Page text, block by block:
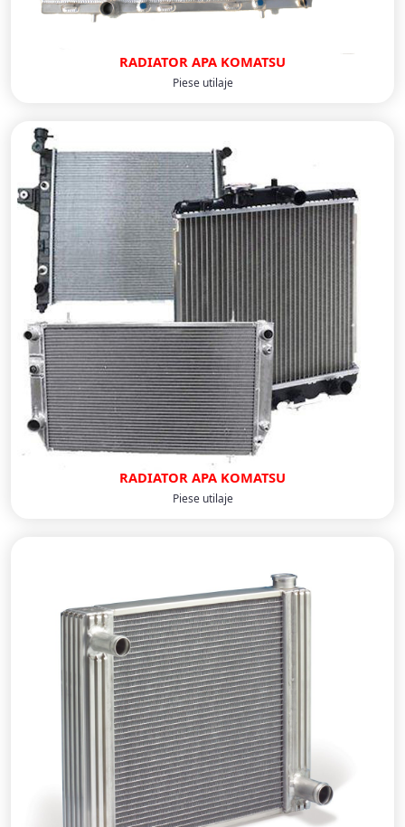
RADIATOR APA KOMATSU
Piese utilaje
RADIATOR APA KOMATSU
Piese utilaje